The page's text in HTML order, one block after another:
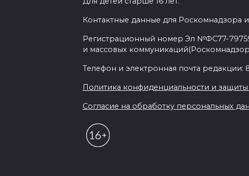
Контактные данные для Роскомнадзора
Регистрационный номер Эл №ФС77-
и массовых
Телефон и электронная почта редакции:
Политика конфиденциальности и
Согласие на обработку персональных